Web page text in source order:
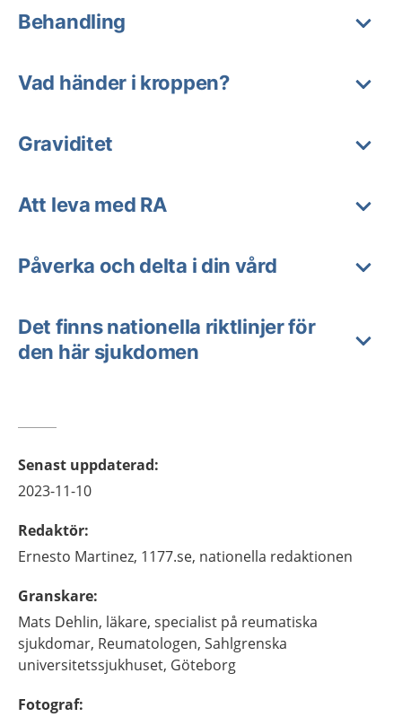
Behandling
Vad händer i kroppen?
Graviditet
Att leva med RA
Påverka och delta i din vård
Det finns nationella riktlinjer för
den här sjukdomen
Senast uppdaterad:
2023-11-10
Redaktör:
Ernesto Martinez, 1177.se, nationella redaktionen
Granskare:
Mats Dehlin, läkare, specialist på reumatiska
sjukdomar, Reumatologen, Sahlgrenska
universitetssjukhuset, Göteborg
Fotograf: